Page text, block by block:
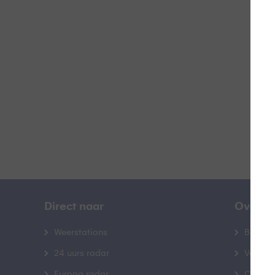
Direct naar
Weerstations
24 uurs radar
Over